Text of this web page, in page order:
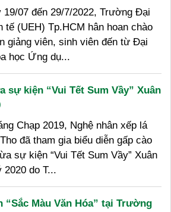
19/07 đến 29/7/2022, Trường Đại
tế (UEH) Tp.HCM hân hoan chào
giảng viên, sinh viên đến từ Đại
học Ứng dụ...
sự kiện “Vui Tết Sum Vầy” Xuân
Chạp 2019, Nghệ nhân xếp lá
đã tham gia biểu diễn gấp cào
sự kiện “Vui Tết Sum Vầy” Xuân
2020 do T...
“Sắc Màu Văn Hóa” tại Trường